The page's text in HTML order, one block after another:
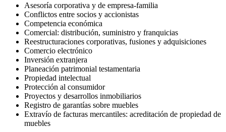
Asesoría corporativa y de empresa-familia
Conflictos entre socios y accionistas
Competencia económica
Comercial: distribución, suministro y franquicias
Reestructuraciones corporativas, fusiones y adquisiciones
Comercio electrónico
Inversión extranjera
Planeación patrimonial testamentaria
Propiedad intelectual
Protección al consumidor
Proyectos y desarrollos inmobiliarios
Registro de garantías sobre muebles
Extravío de facturas mercantiles: acreditación de propiedad de
muebles